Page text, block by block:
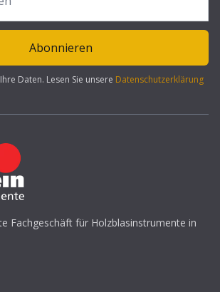
Abonnieren
Daten. Lesen Sie unsere Datenschutzerklärung
Fachgeschäft für Holzblasinstrumente in